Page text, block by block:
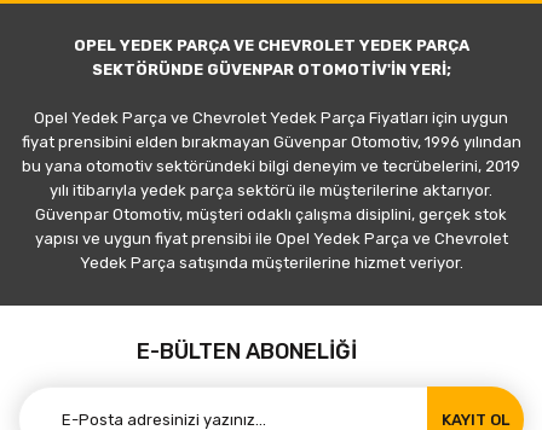
OPEL YEDEK PARÇA VE CHEVROLET YEDEK PARÇA
SEKTÖRÜNDE GÜVENPAR OTOMOTİV'İN YERİ;
Opel Yedek Parça ve Chevrolet Yedek Parça Fiyatları için uygun
fiyat prensibini elden bırakmayan Güvenpar Otomotiv, 1996 yılından
bu yana otomotiv sektöründeki bilgi deneyim ve tecrübelerini, 2019
yılı itibarıyla yedek parça sektörü ile müşterilerine aktarıyor.
Güvenpar Otomotiv, müşteri odaklı çalışma disiplini, gerçek stok
yapısı ve uygun fiyat prensibi ile Opel Yedek Parça ve Chevrolet
Yedek Parça satışında müşterilerine hizmet veriyor.
E-BÜLTEN ABONELİĞİ
KAYIT OL